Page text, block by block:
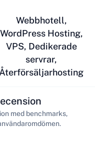
Webbhotell,
WordPress Hosting,
VPS, Dedikerade
servrar,
Återförsäljarhosting
med benchmarks,